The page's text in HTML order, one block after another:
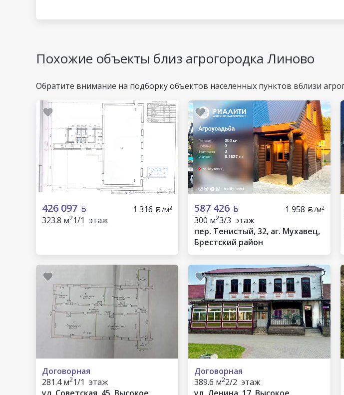
Похожие объекты близ агрогородка Линово
Обратите внимание на подборку объектов населенных пунктов вблизи
426 097 1 316 /м2
323.8 м21/1 этаж
587 426 1 958 /м2
300 м23/3 этаж
пер. Тенистый, 32, аг. Мухавец,
Брестский район
Договорная
281.4 м21/1 этаж
Договорная
389.6 м22/2 этаж